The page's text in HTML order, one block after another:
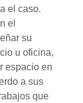
el caso.
el
su
u oficina,
espacio en
a sus
que